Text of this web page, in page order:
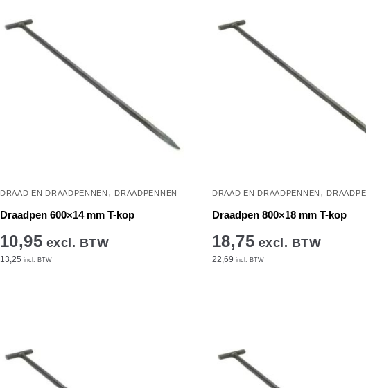
DRAAD EN DRAADPENNEN , DRAADPENNEN
Draadpen 600×14 mm T-kop
10,95 excl. BTW
13,25 incl. BTW
DRAAD EN DRAADPENNEN ,
Draadpen 800×18 mm T-kop
18,75 excl. BTW
22,69 incl. BTW